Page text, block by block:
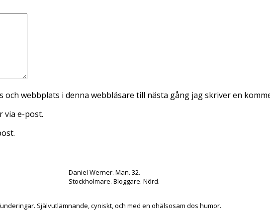
och webbplats i denna webbläsare till nästa gång jag skriver en
via e-post.
Daniel Werner. Man. 32.
Stockholmare. Bloggare. Nörd.
Självutlämnande, cyniskt, och med en ohälsosam dos humor.